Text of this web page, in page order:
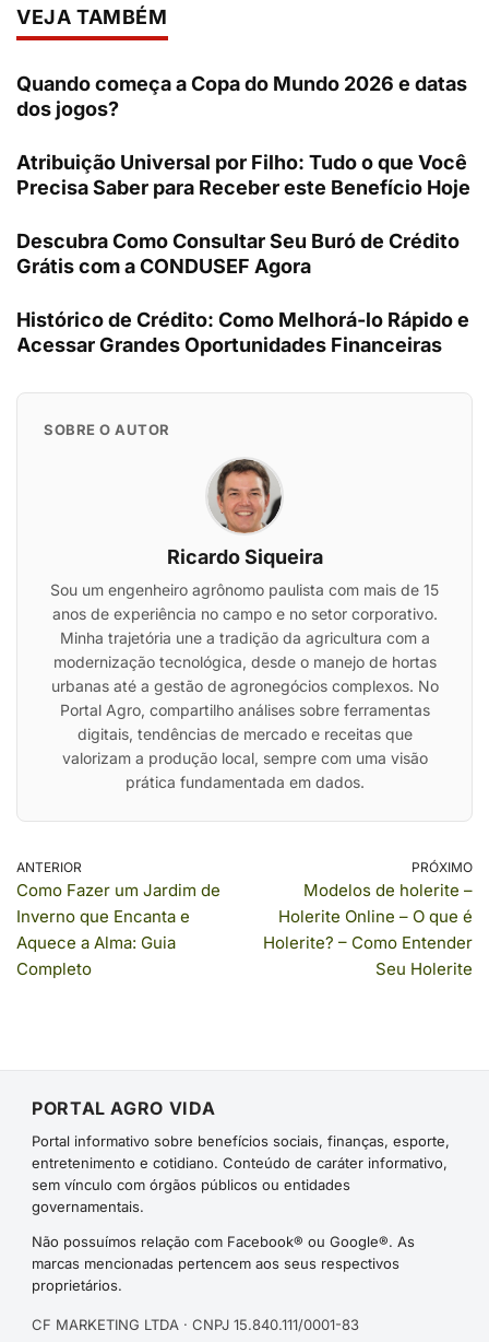
VEJA TAMBÉM
Quando começa a Copa do Mundo 2026 e datas
dos jogos?
Atribuição Universal por Filho: Tudo o que Você
Precisa Saber para Receber este Benefício Hoje
Descubra Como Consultar Seu Buró de Crédito
Grátis com a CONDUSEF Agora
Histórico de Crédito: Como Melhorá-lo Rápido e
Acessar Grandes Oportunidades Financeiras
SOBRE O AUTOR
Ricardo Siqueira
Sou um engenheiro agrônomo paulista com mais de 15
anos de experiência no campo e no setor corporativo.
Minha trajetória une a tradição da agricultura com a
modernização tecnológica, desde o manejo de hortas
urbanas até a gestão de agronegócios complexos. No
Portal Agro, compartilho análises sobre ferramentas
digitais, tendências de mercado e receitas que
valorizam a produção local, sempre com uma visão
prática fundamentada em dados.
ANTERIOR
Como Fazer um Jardim de
Inverno que Encanta e
Aquece a Alma: Guia
Completo
PRÓXIMO
Modelos de holerite –
Holerite Online – O que é
Holerite? – Como Entender
Seu Holerite
PORTAL AGRO VIDA
Portal informativo sobre benefícios sociais, finanças, esporte,
entretenimento e cotidiano. Conteúdo de caráter informativo,
sem vínculo com órgãos públicos ou entidades
governamentais.
Não possuímos relação com Facebook® ou Google®. As
marcas mencionadas pertencem aos seus respectivos
proprietários.
CF MARKETING LTDA · CNPJ 15.840.111/0001-83